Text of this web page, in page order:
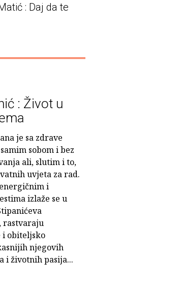
: Daj da te
: Život u
je sa zdrave
sobom i bez
ali, slutim i to,
uvjeta za rad.
i
izlaže se u
rastvaraju
obiteljsko
njegovih
i životnih pasija...